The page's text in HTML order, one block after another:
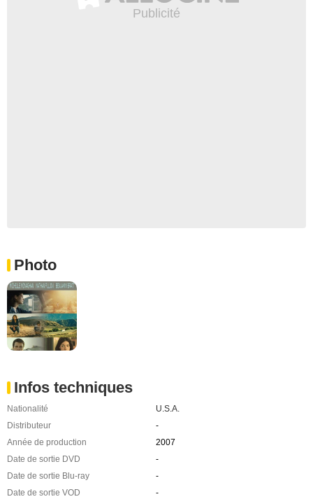
Photo
Infos techniques
Nationalité
U.S.A.
Distributeur
-
Année de production
2007
Date de sortie DVD
-
Date de sortie Blu-ray
-
Date de sortie VOD
-